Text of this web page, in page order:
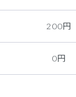
200円
0円